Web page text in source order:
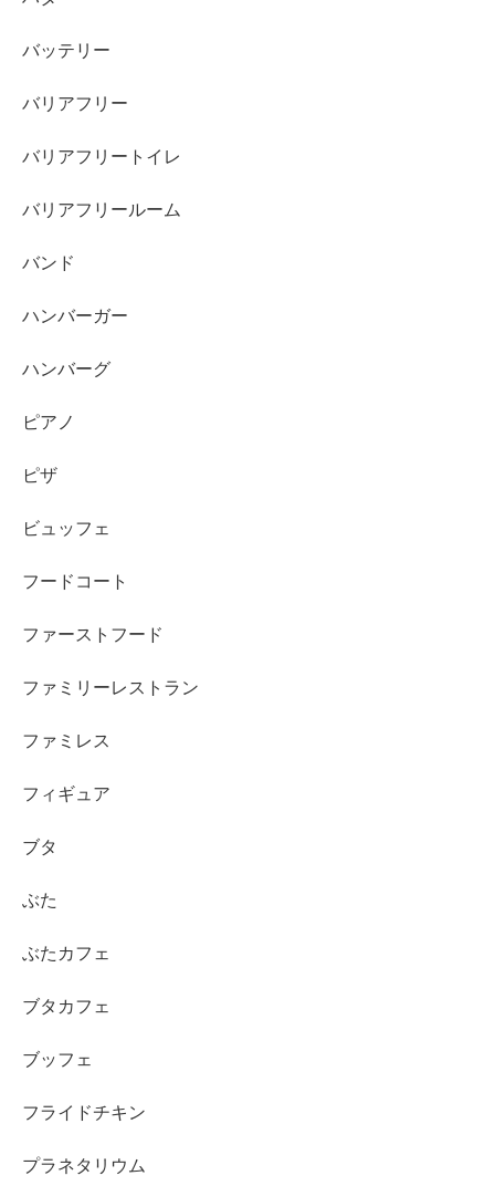
バッテリー
バリアフリー
バリアフリートイレ
バリアフリールーム
バンド
ハンバーガー
ハンバーグ
ピアノ
ピザ
ビュッフェ
フードコート
ファーストフード
ファミリーレストラン
ファミレス
フィギュア
ブタ
ぶた
ぶたカフェ
ブタカフェ
ブッフェ
フライドチキン
プラネタリウム